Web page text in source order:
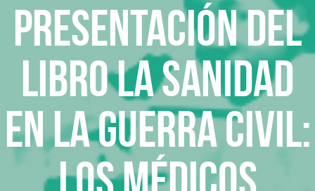
Presentación del
libro LA SANIDAD
EN LA GUERRA CIVIL:
los médicos